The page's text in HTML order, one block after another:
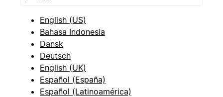
English (US)
Bahasa Indonesia
Dansk
Deutsch
English (UK)
Español (España)
Español (Latinoamérica)